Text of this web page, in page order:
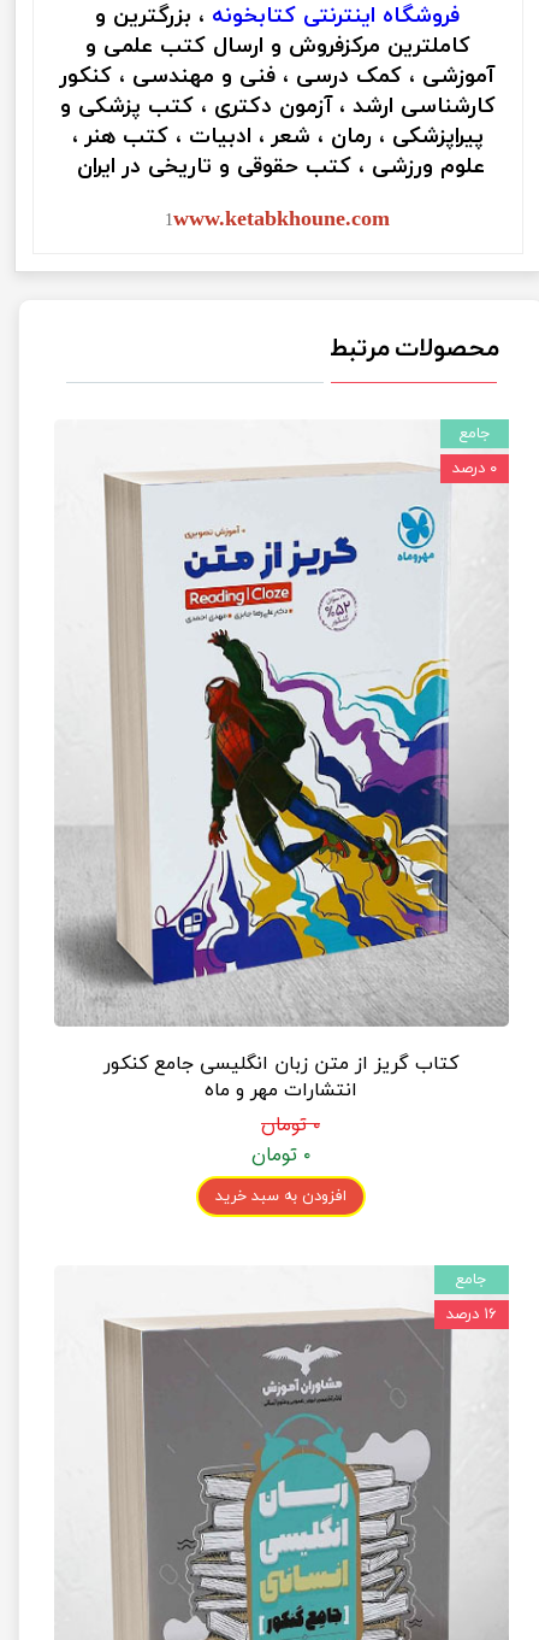
فروشگاه اینترنتی کتابخونه ، بزرگترین و
کاملترین مرکزفروش و ارسال کتب علمی و
آموزشی ، کمک درسی ، فنی و مهندسی ، کنکور
کارشناسی ارشد ، آزمون دکتری ، کتب پزشکی و
پیراپزشکی ، رمان ، شعر ، ادبیات ، کتب هنر ،
علوم ورزشی ، کتب حقوقی و تاریخی در ایران
1www.ketabkhoune.com
محصولات مرتبط
کتاب گریز از متن زبان انگلیسی جامع کنکور
انتشارات مهر و ماه
۰ تومان
۰ تومان
افزودن به سبد خرید
جامع
۰ درصد
جامع
۱۶ درصد